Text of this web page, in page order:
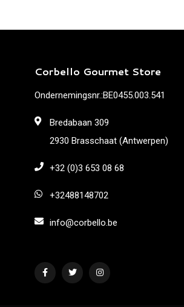
Corbello Gourmet Store
Ondernemingsnr.:BE0455.003.541
Bredabaan 309
2930 Brasschaat (Antwerpen)
+32 (0)3 653 08 68
+32488148702
info@corbello.be